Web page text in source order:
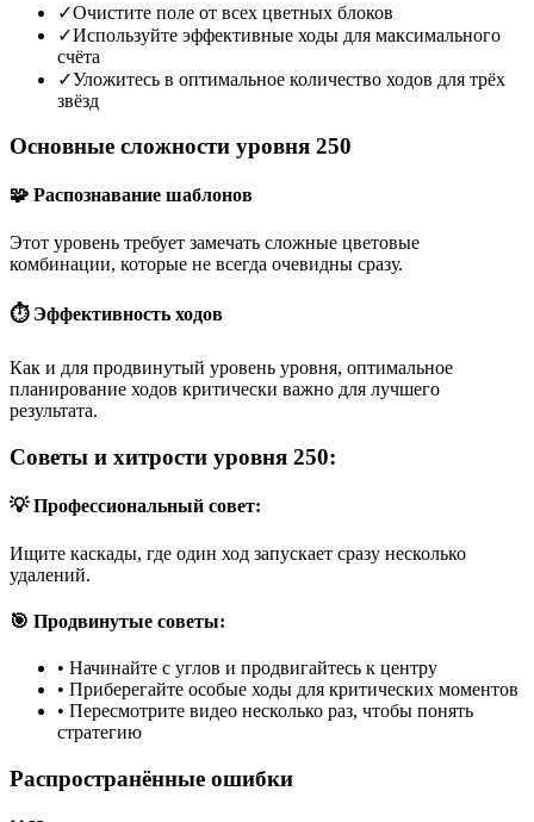
✓Очистите поле от всех цветных блоков
✓Используйте эффективные ходы для максимального
счёта
✓Уложитесь в оптимальное количество ходов для трёх
звёзд
Основные сложности уровня 250
🧩 Распознавание шаблонов
Этот уровень требует замечать сложные цветовые
комбинации, которые не всегда очевидны сразу.
⏱️ Эффективность ходов
Как и для продвинутый уровень уровня, оптимальное
планирование ходов критически важно для лучшего
результата.
Советы и хитрости уровня 250:
💡 Профессиональный совет:
Ищите каскады, где один ход запускает сразу несколько
удалений.
🎯 Продвинутые советы:
• Начинайте с углов и продвигайтесь к центру
• Приберегайте особые ходы для критических моментов
• Пересмотрите видео несколько раз, чтобы понять
стратегию
Распространённые ошибки